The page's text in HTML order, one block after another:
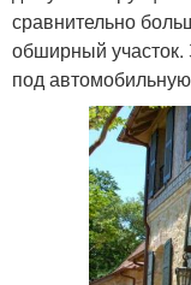
сравнительно
обширный участок.
под